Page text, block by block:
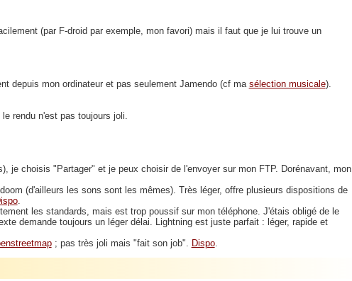
(par F-droid par exemple, mon favori) mais il faut que je lui trouve un
depuis mon ordinateur et pas seulement Jamendo (cf ma sélection musicale).
rendu n'est pas toujours joli.
je choisis "Partager" et je peux choisir de l'envoyer sur mon FTP. Dorénavant, mon
(d'ailleurs les sons sont les mêmes). Très léger, offre plusieurs dispositions de
.
les standards, mais est trop poussif sur mon téléphone. J'étais obligé de le
demande toujours un léger délai. Lightning est juste parfait : léger, rapide et
; pas très joli mais "fait son job". Dispo.